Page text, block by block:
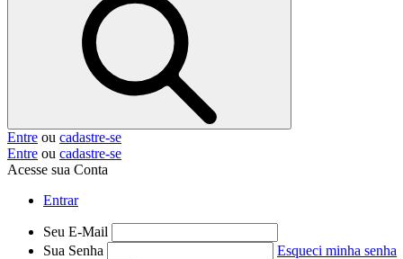
Entre ou cadastre-se
Entre ou cadastre-se
Acesse sua Conta
Entrar
Seu E-Mail
Sua Senha
Esqueci minha senha